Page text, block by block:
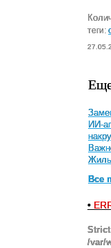
теги:
ИИ-
Все
•
/var/